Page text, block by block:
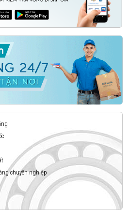
chuyên nghiệp